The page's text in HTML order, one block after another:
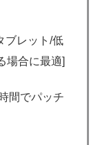
ブレット/低
場合に最適]
間でパッチ